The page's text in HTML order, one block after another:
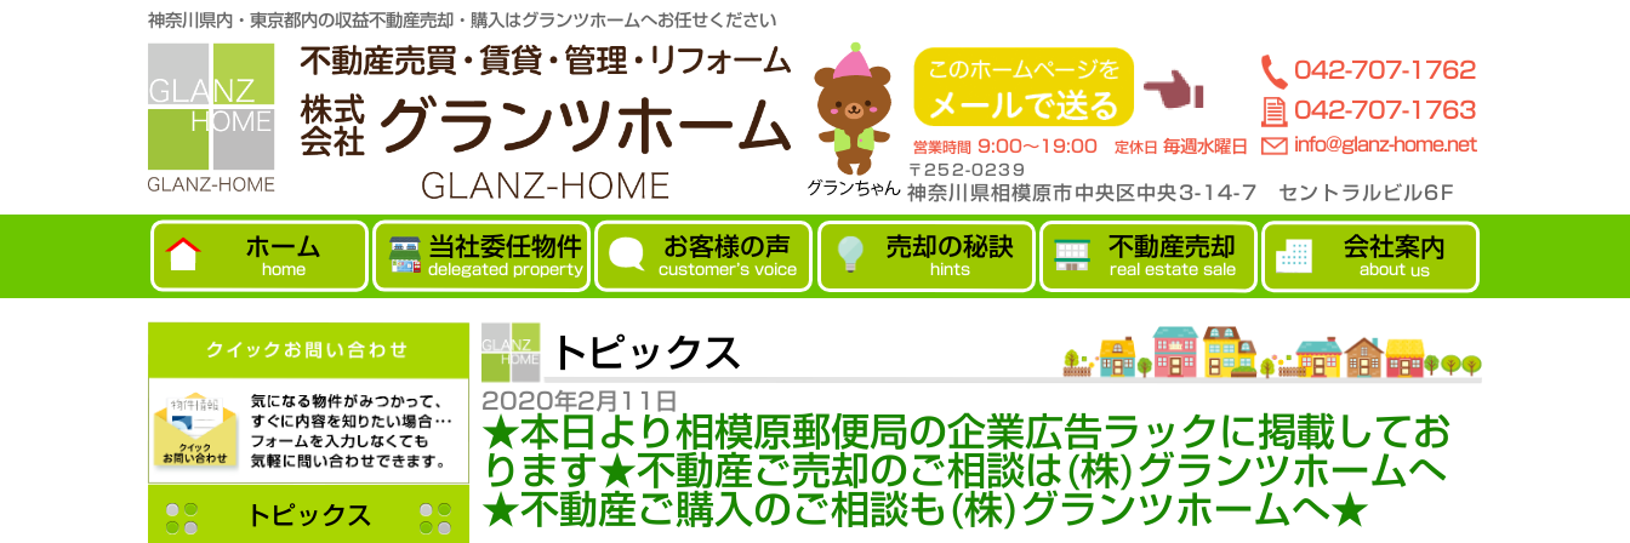
神奈川県内・東京都内の収益不動産売却・購入はグランツホームへお任せください
営業時間 9:00～19:00定休日毎週水曜日
042-707-1762
042-707-1763
info@glanz-home.net
〒252-0239
神奈川県相模原市中央区中央3-14-7 セントラルビル6F
ホーム
home
当社委任物件
delegated property
お客様の声
customer’s voice
売却の秘訣
hints
不動産売却
real estate sale
会社案内
about us
トピックス
トピックス
2020年2月11日
★本日より相模原郵便局の企業広告ラックに掲載してお
ります★不動産ご売却のご相談は(株)グランツホームへ
★不動産ご購入のご相談も(株)グランツホームへ★